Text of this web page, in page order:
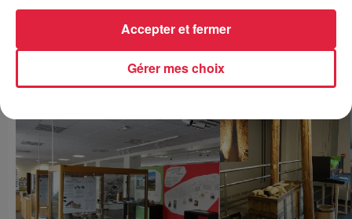
Gérer mes choix
Accepter et fermer